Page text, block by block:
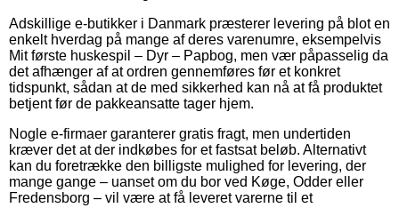
Adskillige e-butikker i Danmark præsterer levering på blot en
enkelt hverdag på mange af deres varenumre, eksempelvis
Mit første huskespil – Dyr – Papbog, men vær påpasselig da
det afhænger af at ordren gennemføres før et konkret
tidspunkt, sådan at de med sikkerhed kan nå at få produktet
betjent før de pakkeansatte tager hjem.
Nogle e-firmaer garanterer gratis fragt, men undertiden
kræver det at der indkøbes for et fastsat beløb. Alternativt
kan du foretrække den billigste mulighed for levering, der
mange gange – uanset om du bor ved Køge, Odder eller
Fredensborg – vil være at få leveret varerne til et